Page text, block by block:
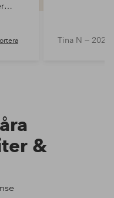
i
al…
Tina N —
&